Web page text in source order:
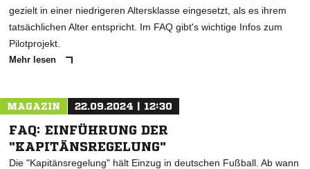
gezielt in einer niedrigeren Altersklasse eingesetzt, als es ihrem
tatsächlichen Alter entspricht. Im FAQ gibt's wichtige Infos zum
Pilotprojekt.
Mehr lesen
MAGAZIN 22.09.2024 | 12:30
FAQ: EINFÜHRUNG DER
"KAPITÄNSREGELUNG"
Die "Kapitänsregelung" hält Einzug in deutschen Fußball. Ab wann